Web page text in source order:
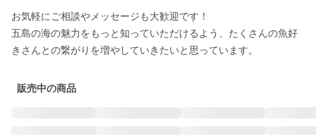
お気軽にご相談やメッセージも大歓迎です！
五島の海の魅力をもっと知っていただけるよう、たくさんの魚好
販売中の商品